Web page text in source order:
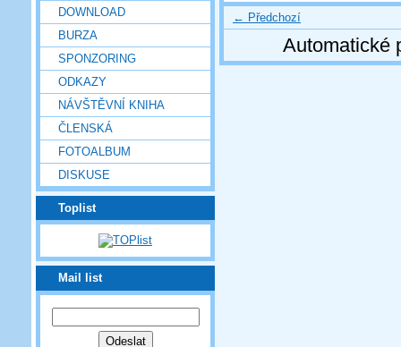
DOWNLOAD
BURZA
SPONZORING
ODKAZY
NÁVŠTĚVNÍ KNIHA
ČLENSKÁ
FOTOALBUM
DISKUSE
Toplist
Mail list
← Předchozí
Automatické